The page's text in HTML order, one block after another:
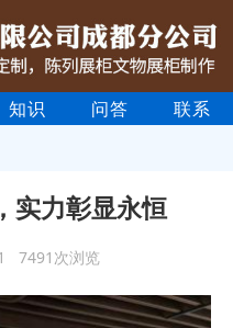
知识 问答 联系
实力彰显永恒
7491次浏览